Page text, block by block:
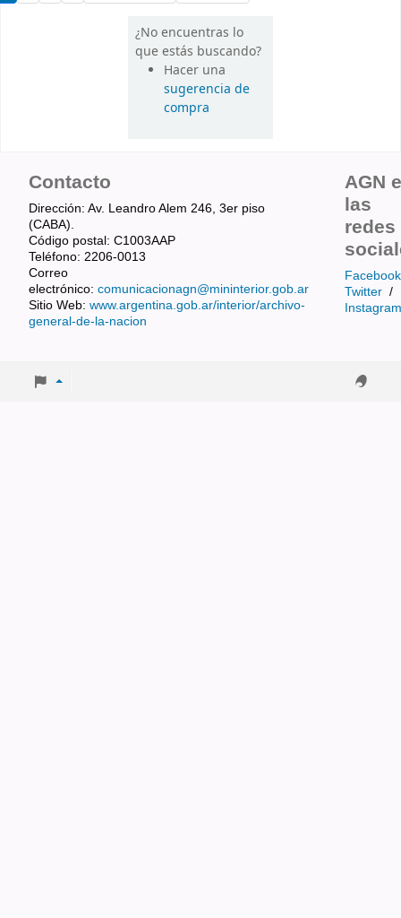
¿No encuentras lo
que estás buscando?
Hacer una
sugerencia de
compra
Contacto
Dirección: Av. Leandro Alem 246, 3er piso
(CABA).
Código postal: C1003AAP
Teléfono: 2206-0013
Correo
electrónico: comunicacionagn@mininterior.gob.ar
Sitio Web: www.argentina.gob.ar/interior/archivo-
general-de-la-nacion
AGN
las
redes
Facebook
Twitter /
Instagram